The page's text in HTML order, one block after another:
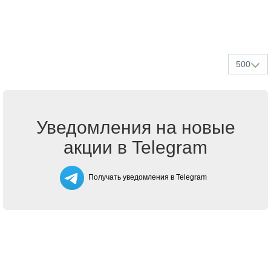
500
Уведомления на новые
акции в Telegram
Получать уведомления в Telegram